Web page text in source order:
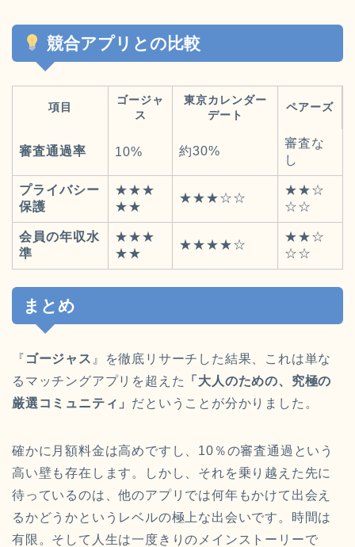
競合アプリとの比較
項目
ゴージャ
ス
東京カレンダー
デート
ペアーズ
審査通過率 10% 約30%
審査な
し
プライバシー
保護
★★★
★★
★★★☆☆
★★☆
☆☆
会員の年収水
準
★★★
★★
★★★★☆
★★☆
☆☆
まとめ
『 ゴージャス 』を徹底リサーチした結果、これは単な
るマッチングアプリを超えた
「大人のための、究極の
厳選コミュニティ」 だということが分かりました。
確かに月額料金は高めですし、10％の審査通過という
高い壁も存在します。しかし、それを乗り越えた先に
待っているのは、他のアプリでは何年もかけて出会え
るかどうかというレベルの極上な出会いです。時間は
有限。そして人生は一度きりのメインストーリーで